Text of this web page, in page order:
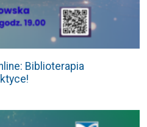
Biblioterapia